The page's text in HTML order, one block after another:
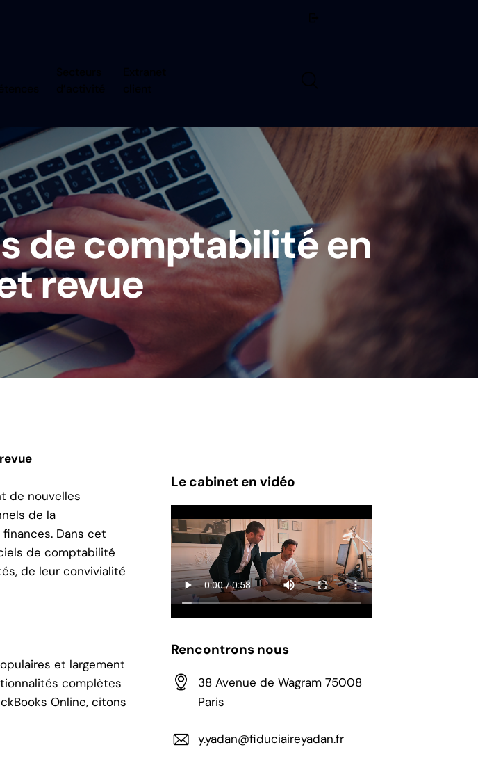
de comptabilité en
revue
de nouvelles
de la
Dans cet
de comptabilité
de leur convivialité
et largement
complètes
Online, citons
Le cabinet en vidéo
Rencontrons nous
38 Avenue de Wagram 75008
Paris
y.yadan@fiduciaireyadan.fr